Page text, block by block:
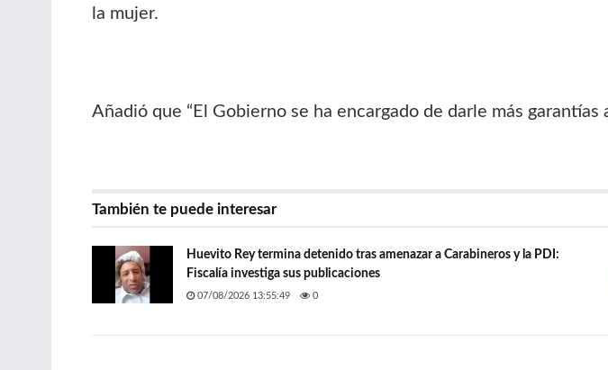
la mujer.
Añadió que “El Gobierno se ha encargado de darle más
También te puede interesar
Huevito Rey termina detenido tras amenazar a Carabineros y la PDI:
Fiscalía investiga sus publicaciones
07/08/2026 13:55:49 0